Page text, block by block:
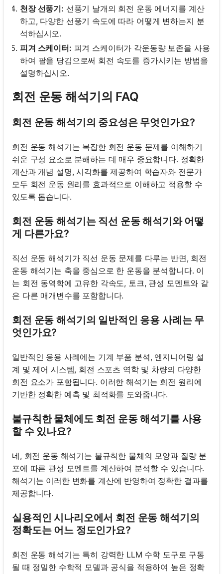
천장 선풍기: 선풍기 날개의 회전 운동 에너지를 계산
하고, 다양한 선풍기 속도에 따라 어떻게 변하는지 분
석하십시오.
피겨 스케이터: 피겨 스케이터가 각운동량 보존을 사용
하여 팔을 당김으로써 회전 속도를 증가시키는 방법을
설명하십시오.
회전 운동 해석기의 FAQ
회전 운동 해석기의 중요성은 무엇인가요?
회전 운동 해석기는 복잡한 회전 운동 문제를 이해하기
쉬운 구성 요소로 분해하는 데 매우 중요합니다. 정확한
계산과 개념 설명, 시각화를 제공하여 학습자와 전문가
모두 회전 운동 원리를 효과적으로 이해하고 적용할 수
있도록 돕습니다.
회전 운동 해석기는 직선 운동 해석기와 어떻
게 다른가요?
직선 운동 해석기가 직선 운동 문제를 다루는 반면, 회전
운동 해석기는 축을 중심으로 한 운동을 분석합니다. 이
는 회전 동역학에 고유한 각속도, 토크, 관성 모멘트와 같
은 다른 매개변수를 포함합니다.
회전 운동 해석기의 일반적인 응용 사례는 무
엇인가요?
일반적인 응용 사례에는 기계 부품 분석, 엔지니어링 설
계 및 제어 시스템, 회전 스포츠 역학 및 차량의 다양한
회전 요소가 포함됩니다. 이러한 해석기는 회전 원리에
기반한 정확한 예측 및 최적화를 도와줍니다.
불규칙한 물체에도 회전 운동 해석기를 사용
할 수 있나요?
네, 회전 운동 해석기는 불규칙한 물체의 모양과 질량 분
포에 따른 관성 모멘트를 계산하여 분석할 수 있습니다.
해석기는 이러한 변화를 계산에 반영하여 정확한 결과를
제공합니다.
실용적인 시나리오에서 회전 운동 해석기의
정확도는 어느 정도인가요?
회전 운동 해석기는 특히 강력한 LLM 수학 도구로 구동
될 때 정밀한 수학적 모델과 공식을 적용하여 높은 정확